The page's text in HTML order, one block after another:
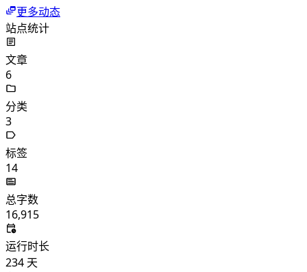
更多动态
站点统计
文章
6
分类
3
标签
14
总字数
16,915
运行时长
234 天